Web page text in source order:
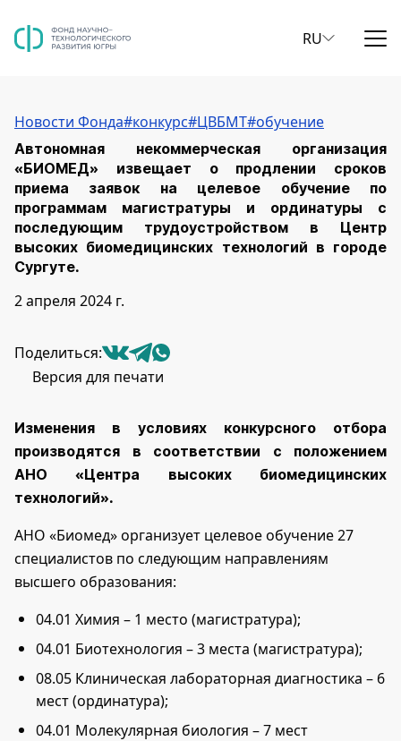
RU
Новости Фонда#конкурс#ЦВБМТ#обучение
Автономная некоммерческая организация
«БИОМЕД» извещает о продлении сроков
приема заявок на целевое обучение по
программам магистратуры и ординатуры с
последующим трудоустройством в Центр
высоких биомедицинских технологий в городе
Сургуте.
2 апреля 2024 г.
Поделиться:
Версия для печати
Изменения в условиях конкурсного отбора
производятся в соответствии с положением
АНО «Центра высоких биомедицинских
технологий».
АНО «Биомед» организует целевое обучение 27
специалистов по следующим направлениям
высшего образования:
04.01 Химия – 1 место (магистратура);
04.01 Биотехнология – 3 места (магистратура);
08.05 Клиническая лабораторная диагностика – 6
мест (ординатура);
04.01 Молекулярная биология – 7 мест